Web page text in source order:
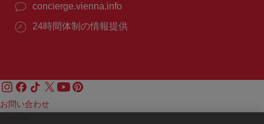
concierge.vienna.info
24時間体制の情報提供
お問い合わせ